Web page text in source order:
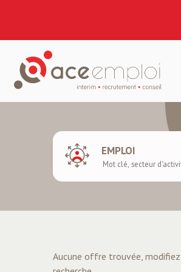
EMPLOI
Aucune offre trouvée,